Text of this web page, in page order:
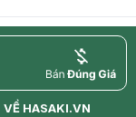
price
VỀ HASAKI.VN